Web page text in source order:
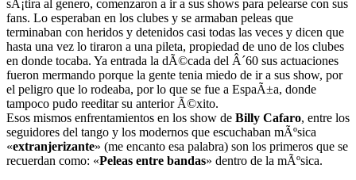
sÃ¡tira al genero, comenzaron a ir a sus shows para pelearse con sus
fans. Lo esperaban en los clubes y se armaban peleas que
terminaban con heridos y detenidos casi todas las veces y dicen que
hasta una vez lo tiraron a una pileta, propiedad de uno de los clubes
en donde tocaba. Ya entrada la dÃ©cada del Â´60 sus actuaciones
fueron mermando porque la gente tenia miedo de ir a sus show, por
el peligro que lo rodeaba, por lo que se fue a EspaÃ±a, donde
tampoco pudo reeditar su anterior Ã©xito.
Esos mismos enfrentamientos en los show de Billy Cafaro, entre los
seguidores del tango y los modernos que escuchaban mÃºsica
«extranjerizante» (me encanto esa palabra) son los primeros que se
recuerdan como: «Peleas entre bandas» dentro de la mÃºsica.